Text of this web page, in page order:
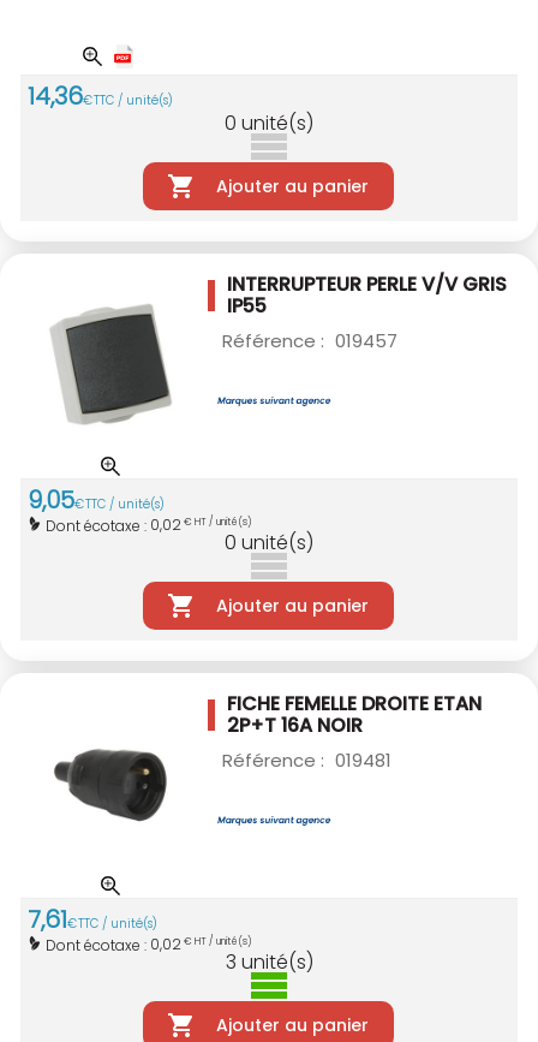
14,36€TTC / unité(s)
0 unité(s)
Ajouter au panier
INTERRUPTEUR PERLE V/V GRIS
IP55
Référence : 019457
9,05€TTC / unité(s)
Dont écotaxe : 0,02€ HT / unité(s)
0 unité(s)
Ajouter au panier
FICHE FEMELLE DROITE ETAN
2P+T 16A NOIR
Référence : 019481
7,61€TTC / unité(s)
Dont écotaxe : 0,02€ HT / unité(s)
3 unité(s)
Ajouter au panier